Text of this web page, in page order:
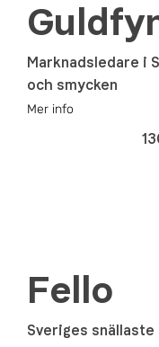
Marknadsledare i
och smycken
Mer info
Fello
Sveriges